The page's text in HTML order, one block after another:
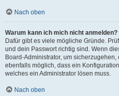
Nach oben
Warum kann ich mich nicht anmelden?
Dafür gibt es viele mögliche Gründe.
und dein Passwort richtig sind. Wenn
Board-Administrator, um
ebenfalls möglich, dass ein
welches ein Administrator lösen muss.
Nach oben